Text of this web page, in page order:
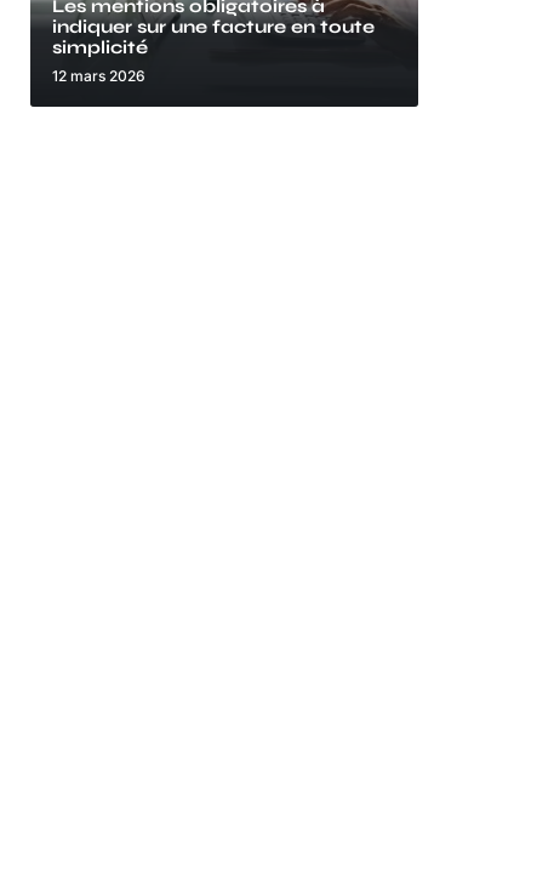
Les mentions obligatoires à
indiquer sur une facture en toute
simplicité
12 mars 2026